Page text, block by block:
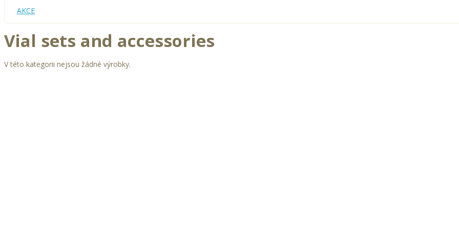
AKCE
Vial sets and accessories
V této kategorii nejsou žádné výrobky.